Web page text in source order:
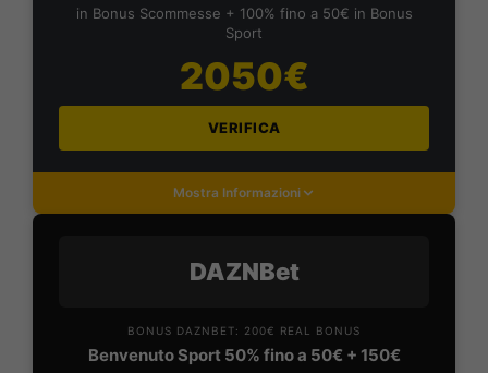
in Bonus Scommesse + 100% fino a 50€ in Bonus
Sport
2050€
VERIFICA
Mostra Informazioni
DAZNBet
BONUS DAZNBET: 200€ REAL BONUS
Benvenuto Sport 50% fino a 50€ + 150€